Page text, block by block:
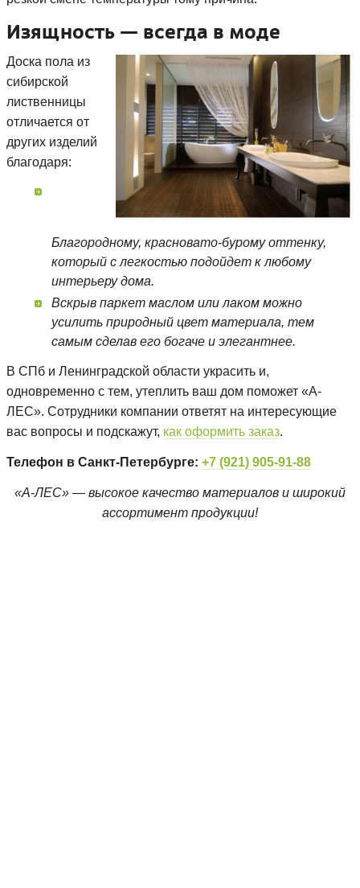
Изящность — всегда в моде
Доска пола из
сибирской
лиственницы
отличается от
других изделий
благодаря:
Благородному, красновато-бурому оттенку,
который с легкостью подойдет к любому
интерьеру дома.
Вскрыв паркет маслом или лаком можно
усилить природный цвет материала, тем
самым сделав его богаче и элегантнее.
В СПб и Ленинградской области украсить и,
одновременно с тем, утеплить ваш дом поможет «А-
ЛЕС». Сотрудники компании ответят на интересующие
вас вопросы и подскажут, как оформить заказ.
Телефон в Санкт-Петербурге: +7 (921) 905-91-88
«А-ЛЕС» — высокое качество материалов и широкий
ассортимент продукции!